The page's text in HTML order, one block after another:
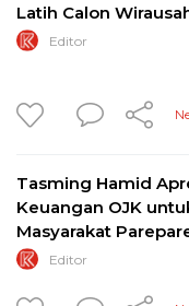
Latih Calon
Editor
Tasming Hamid
Keuangan OJK
Masyarakat
Editor